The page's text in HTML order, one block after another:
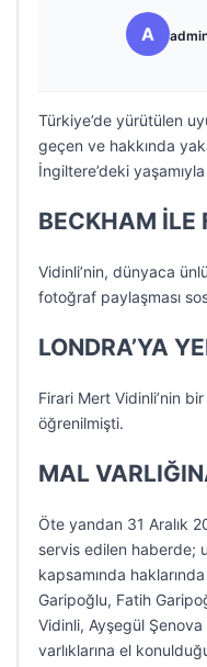
A
Türkiye’de yürütülen
geçen ve hakkında
İngiltere’deki
BECKHAM İLE
Vidinli’nin, dünyaca
fotoğraf paylaşması
LONDRA’YA
Firari Mert Vidinli’nin
öğrenilmişti.
MAL
Öte yandan 31 Aralık
servis edilen haberde;
kapsamında
Garipoğlu, Fatih
Vidinli, Ayşegül Şenova
varlıklarına el